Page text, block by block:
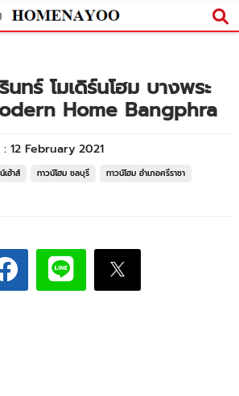
ทร์ โมเดิร์นโฮม บางพระ
Home Bangphra
12 February 2021
เฮ้าส์ ทาวน์โฮม ชลบุรี
ทาวน์โฮม อำเภอศรีราชา